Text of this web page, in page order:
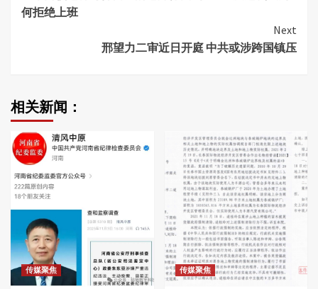
何拒绝上班
Next
邢望力二审近日开庭 中共或涉跨国镇压
相关新闻：
传媒聚焦 传媒聚焦